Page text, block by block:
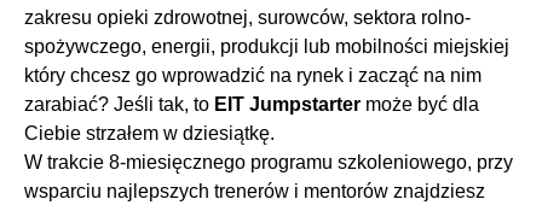
zakresu opieki zdrowotnej, surowców, sektora rolno-
spożywczego, energii, produkcji lub mobilności miejskiej
który chcesz go wprowadzić na rynek i zacząć na nim
zarabiać? Jeśli tak, to EIT Jumpstarter może być dla
Ciebie strzałem w dziesiątkę.
W trakcie 8-miesięcznego programu szkoleniowego, przy
wsparciu najlepszych trenerów i mentorów znajdziesz